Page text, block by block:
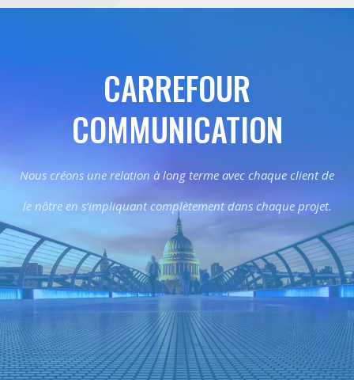
CARREFOUR
COMMUNICATION
Nous créons une relation à long terme avec chaque client de
le nôtre en s’impliquant complètement dans chaque projet.